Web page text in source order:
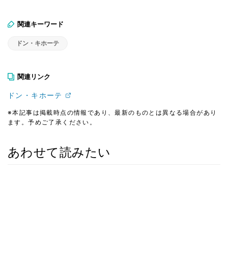
関連キーワード
ドン・キホーテ
関連リンク
ドン・キホーテ
※本記事は掲載時点の情報であり、最新のものとは異なる場合があり
ます。予めご了承ください。
あわせて読みたい